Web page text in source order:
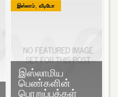
இஸ்லாம், வீடியோ
இஸ்லாமிய
பெண்களின்
பொறுப்புக்கள்